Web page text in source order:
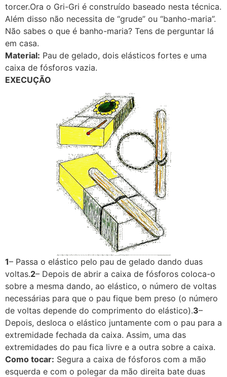
torcer.Ora o Gri-Gri é construído baseado nesta técnica.
Além disso não necessita de “grude” ou “banho-maria”.
Não sabes o que é banho-maria? Tens de perguntar lá
em casa.
Material: Pau de gelado, dois elásticos fortes e uma
caixa de fósforos vazia.
EXECUÇÃO
1– Passa o elástico pelo pau de gelado dando duas
voltas.2– Depois de abrir a caixa de fósforos coloca-o
sobre a mesma dando, ao elástico, o número de voltas
necessárias para que o pau fique bem preso (o número
de voltas depende do comprimento do elástico).3–
Depois, desloca o elástico juntamente com o pau para a
extremidade fechada da caixa. Assim, uma das
extremidades do pau fica livre e a outra sobre a caixa.
Como tocar: Segura a caixa de fósforos com a mão
esquerda e com o polegar da mão direita bate duas